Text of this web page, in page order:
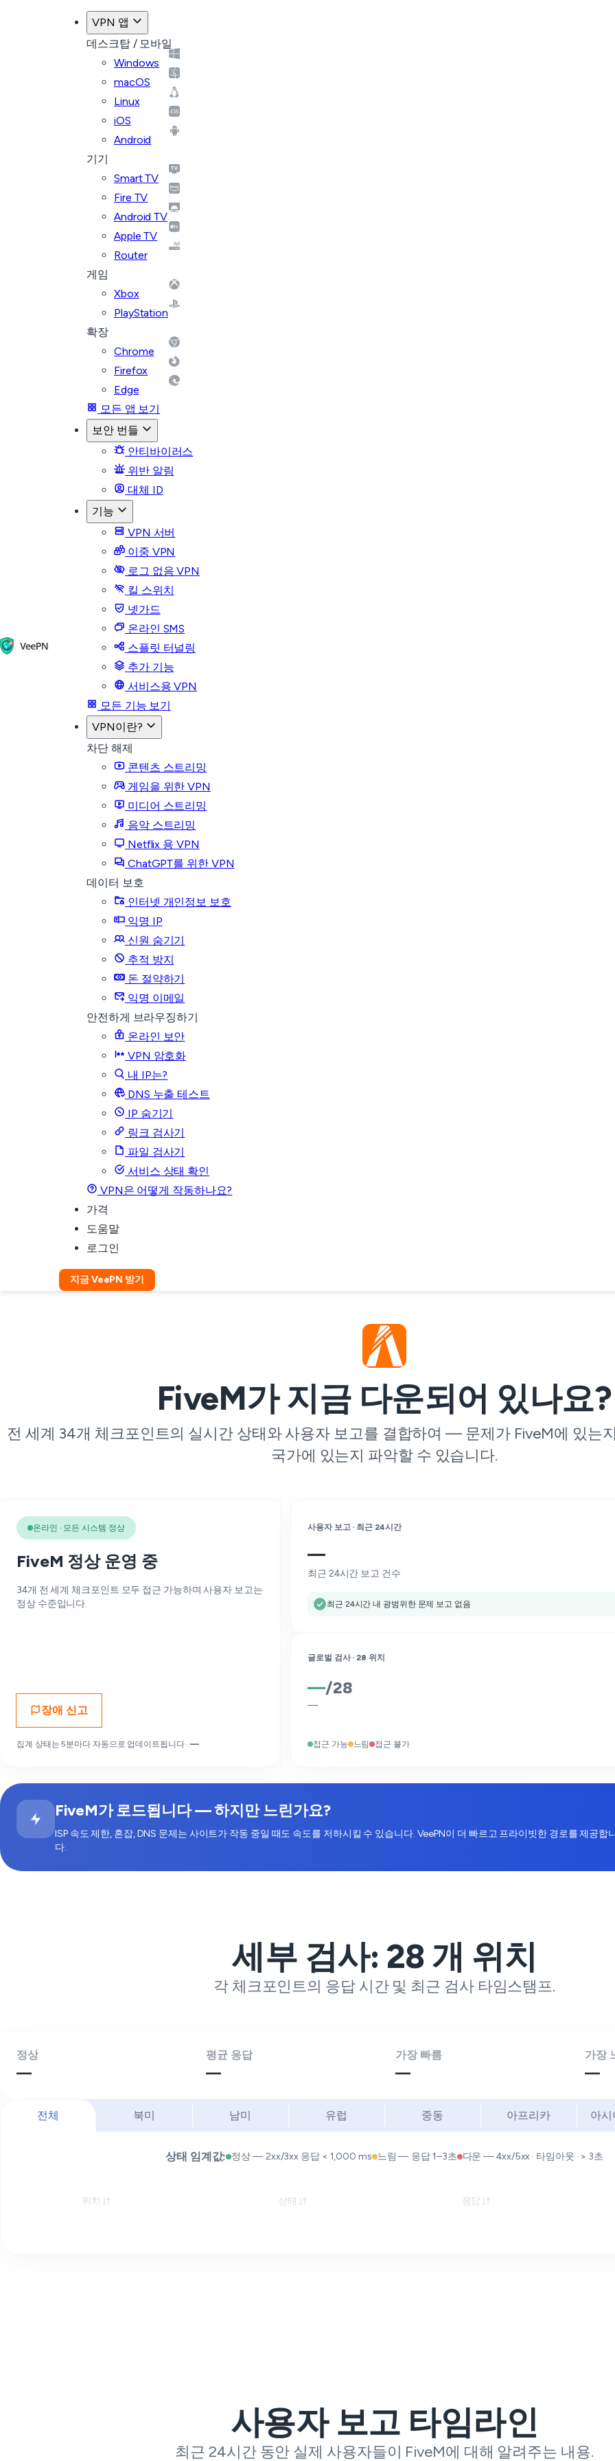
VPN 앱
데스크탑 / 모바일
Windows
macOS
Linux
iOS
Android
기기
Smart TV
Fire TV
Android TV
Apple TV
Router
게임
Xbox
PlayStation
확장
Chrome
Firefox
Edge
모든 앱 보기
보안 번들
안티바이러스
위반 알림
대체 ID
기능
VPN 서버
이중 VPN
로그 없음 VPN
킬 스위치
넷가드
온라인 SMS
스플릿 터널링
추가 기능
서비스용 VPN
모든 기능 보기
VPN이란?
차단 해제
콘텐츠 스트리밍
게임을 위한 VPN
미디어 스트리밍
음악 스트리밍
Netflix 용 VPN
ChatGPT를 위한 VPN
데이터 보호
인터넷 개인정보 보호
익명 IP
신원 숨기기
추적 방지
돈 절약하기
익명 이메일
안전하게 브라우징하기
온라인 보안
VPN 암호화
내 IP는?
DNS 누출 테스트
IP 숨기기
링크 검사기
파일 검사기
서비스 상태 확인
VPN은 어떻게 작동하나요?
가격
도움말
로그인
지금 VeePN 받기
FiveM가 지금 다운되어 있나요?
전 세계 34개 체크포인트의 실시간 상태와 사용자 보고를 결합하여 — 문제가 FiveM에 있는
국가에 있는지 파악할 수 있습니다.
온라인 · 모든 시스템 정상
FiveM 정상 운영 중
34개 전 세계 체크포인트 모두 접근 가능하며 사용자 보고는
정상 수준입니다.
장애 신고
집계 상태는 5분마다 자동으로 업데이트됩니다 ·—
사용자 보고 · 최근 24시간
—
최근 24시간 보고 건수
최근 24시간 내 광범위한 문제 보고 없음
글로벌 검사 · 28 위치
—/28
—
접근 가능 느림 접근 불가
FiveM가 로드됩니다 — 하지만 느린가요?
ISP 속도 제한, 혼잡, DNS 문제는 사이트가 작동 중일 때도 속도를 저하시킬 수 있습니다. VeePN이 더 빠르고 프라이빗한 경로를 제공합
다.
세부 검사: 28 개 위치
각 체크포인트의 응답 시간 및 최근 검사 타임스탬프.
정상
—
평균 응답
—
가장 빠름
—
가장
—
전체 북미 남미 유럽 중동 아프리카 아
상태 임계값: 정상 — 2xx/3xx 응답 < 1,000 ms 느림 — 응답 1–3초 다운 — 4xx/5xx · 타임아웃 · > 3초
위치 상태 응답
사용자 보고 타임라인
최근 24시간 동안 실제 사용자들이 FiveM에 대해 알려주는 내용.